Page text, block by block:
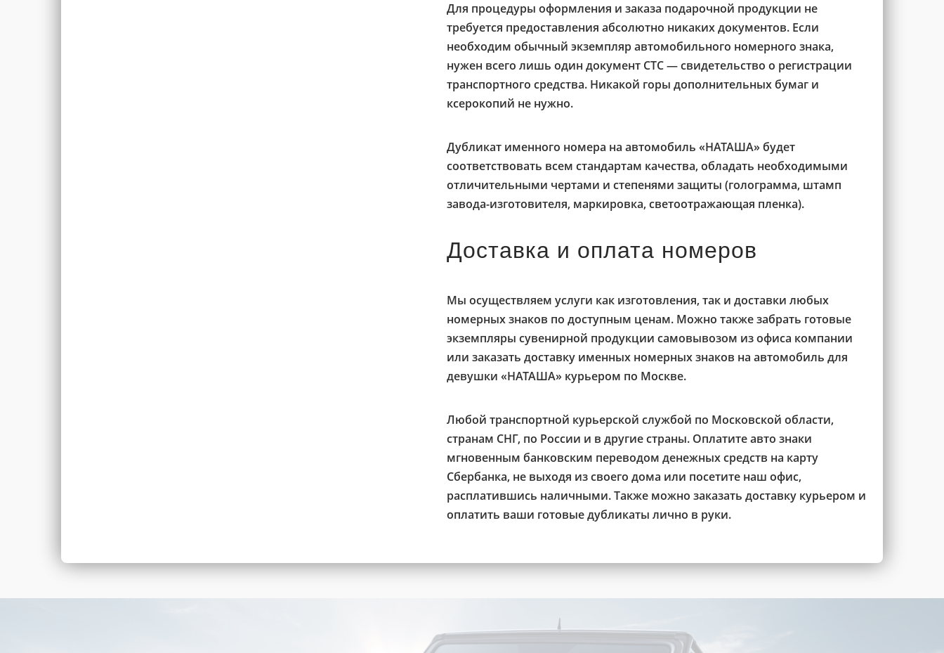
Для процедуры оформления и заказа подарочной продукции не
требуется предоставления абсолютно никаких документов. Если
необходим обычный экземпляр автомобильного номерного знака,
нужен всего лишь один документ СТС — свидетельство о регистрации
транспортного средства. Никакой горы дополнительных бумаг и
ксерокопий не нужно.
Дубликат именного номера на автомобиль «НАТАША» будет
соответствовать всем стандартам качества, обладать необходимыми
отличительными чертами и степенями защиты (голограмма, штамп
завода-изготовителя, маркировка, светоотражающая пленка).
Доставка и оплата номеров
Мы осуществляем услуги как изготовления, так и доставки любых
номерных знаков по доступным ценам. Можно также забрать готовые
экземпляры сувенирной продукции самовывозом из офиса компании
или заказать доставку именных номерных знаков на автомобиль для
девушки «НАТАША» курьером по Москве.
Любой транспортной курьерской службой по Московской области,
странам СНГ, по России и в другие страны. Оплатите авто знаки
мгновенным банковским переводом денежных средств на карту
Сбербанка, не выходя из своего дома или посетите наш офис,
расплатившись наличными. Также можно заказать доставку курьером и
оплатить ваши готовые дубликаты лично в руки.